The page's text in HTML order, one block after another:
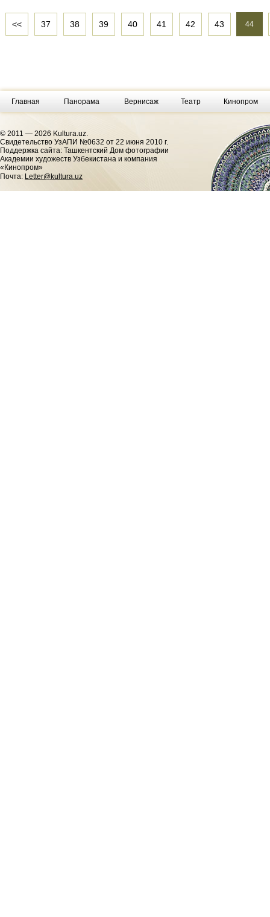
<< 37 38 39 40 41 42 43 44
Главная Панорама Вернисаж Театр Кинопром
© 2011 — 2026 Kultura.uz.
Cвидетельство УзАПИ №0632 от 22 июня 2010 г.
Поддержка сайта: Ташкентский Дом фотографии
Академии художеств Узбекистана и компания
«Кинопром»
Почта: Letter@kultura.uz